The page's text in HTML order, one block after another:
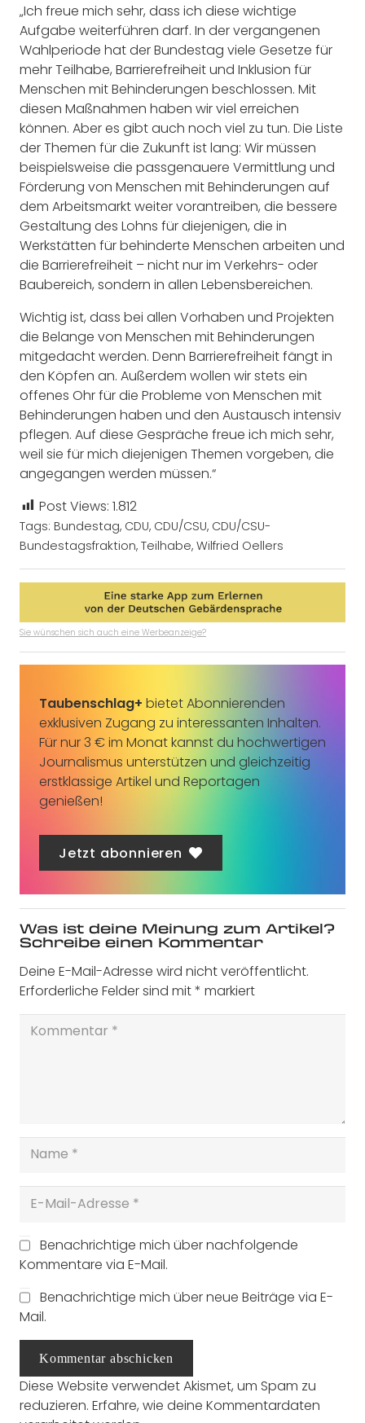
„Ich freue mich sehr, dass ich diese wichtige
Aufgabe weiterführen darf. In der vergangenen
Wahlperiode hat der Bundestag viele Gesetze für
mehr Teilhabe, Barrierefreiheit und Inklusion für
Menschen mit Behinderungen beschlossen. Mit
diesen Maßnahmen haben wir viel erreichen
können. Aber es gibt auch noch viel zu tun. Die Liste
der Themen für die Zukunft ist lang: Wir müssen
beispielsweise die passgenauere Vermittlung und
Förderung von Menschen mit Behinderungen auf
dem Arbeitsmarkt weiter vorantreiben, die bessere
Gestaltung des Lohns für diejenigen, die in
Werkstätten für behinderte Menschen arbeiten und
die Barrierefreiheit – nicht nur im Verkehrs- oder
Baubereich, sondern in allen Lebensbereichen.
Wichtig ist, dass bei allen Vorhaben und Projekten
die Belange von Menschen mit Behinderungen
mitgedacht werden. Denn Barrierefreiheit fängt in
den Köpfen an. Außerdem wollen wir stets ein
offenes Ohr für die Probleme von Menschen mit
Behinderungen haben und den Austausch intensiv
pflegen. Auf diese Gespräche freue ich mich sehr,
weil sie für mich diejenigen Themen vorgeben, die
angegangen werden müssen.“
Post Views: 1.812
Tags: Bundestag, CDU, CDU/CSU, CDU/CSU-
Bundestagsfraktion, Teilhabe, Wilfried Oellers
Sie wünschen sich auch eine Werbeanzeige?
Taubenschlag+ bietet Abonnierenden
exklusiven Zugang zu interessanten Inhalten.
Für nur 3 € im Monat kannst du hochwertigen
Journalismus unterstützen und gleichzeitig
erstklassige Artikel und Reportagen
genießen!
Jetzt abonnieren
Was ist deine Meinung zum Artikel?
Schreibe einen Kommentar
Deine E-Mail-Adresse wird nicht veröffentlicht.
Erforderliche Felder sind mit* markiert
Benachrichtige mich über nachfolgende
Kommentare via E-Mail.
Benachrichtige mich über neue Beiträge via E-
Mail.
Kommentar abschicken
Diese Website verwendet Akismet, um Spam zu
reduzieren. Erfahre, wie deine Kommentardaten